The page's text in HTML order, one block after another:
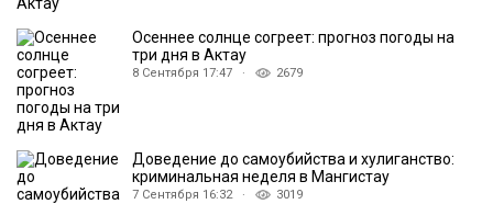
Осеннее солнце согреет: прогноз погоды на
три дня в Актау
8 Сентября 17:47 · 2679
Доведение до самоубийства и хулиганство:
криминальная неделя в Мангистау
7 Сентября 16:32 · 3019